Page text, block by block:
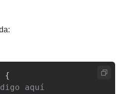
{
aquí